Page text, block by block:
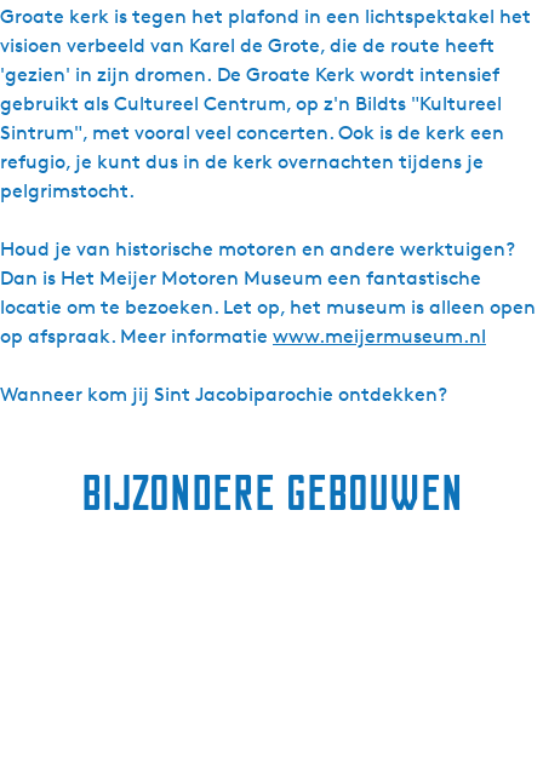
Groate kerk is tegen het plafond in een lichtspektakel het
visioen verbeeld van Karel de Grote, die de route heeft
'gezien' in zijn dromen. De Groate Kerk wordt intensief
gebruikt als Cultureel Centrum, op z'n Bildts "Kultureel
Sintrum", met vooral veel concerten. Ook is de kerk een
refugio, je kunt dus in de kerk overnachten tijdens je
pelgrimstocht.
Houd je van historische motoren en andere werktuigen?
Dan is Het Meijer Motoren Museum een fantastische
locatie om te bezoeken. Let op, het museum is alleen open
op afspraak. Meer informatie www.meijermuseum.nl
Wanneer kom jij Sint Jacobiparochie ontdekken?
Bijzondere gebouwen